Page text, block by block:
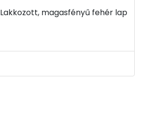
Lakkozott, magasfényű fehér lap